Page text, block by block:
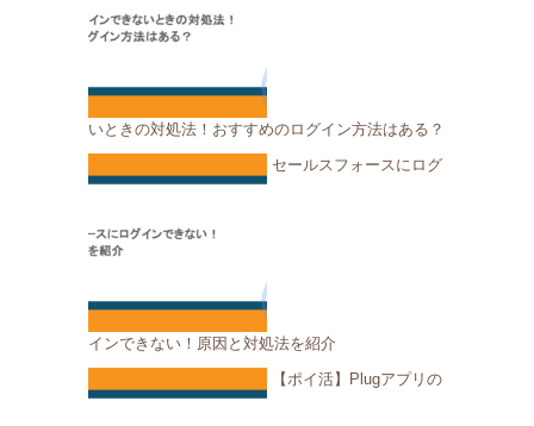
いときの対処法！おすすめのログイン方法はある？
セールスフォースにログ
インできない！原因と対処法を紹介
【ポイ活】Plugアプリの